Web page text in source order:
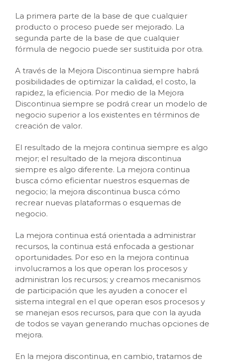
La primera parte de la base de que cualquier
producto o proceso puede ser mejorado. La
segunda parte de la base de que cualquier
fórmula de negocio puede ser sustituida por otra.
A través de la Mejora Discontinua siempre habrá
posibilidades de optimizar la calidad, el costo, la
rapidez, la eficiencia. Por medio de la Mejora
Discontinua siempre se podrá crear un modelo de
negocio superior a los existentes en términos de
creación de valor.
El resultado de la mejora continua siempre es algo
mejor; el resultado de la mejora discontinua
siempre es algo diferente. La mejora continua
busca cómo eficientar nuestros esquemas de
negocio; la mejora discontinua busca cómo
recrear nuevas plataformas o esquemas de
negocio.
La mejora continua está orientada a administrar
recursos, la continua está enfocada a gestionar
oportunidades. Por eso en la mejora continua
involucramos a los que operan los procesos y
administran los recursos; y creamos mecanismos
de participación que les ayuden a conocer el
sistema integral en el que operan esos procesos y
se manejan esos recursos, para que con la ayuda
de todos se vayan generando muchas opciones de
mejora.
En la mejora discontinua, en cambio, tratamos de